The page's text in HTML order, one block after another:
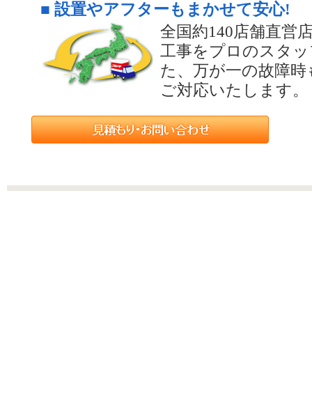
■ 設置やアフターもまかせて安心!
全国約140店舗直営
工事をプロのスタ
た、万が一の故障
ご対応いたします。